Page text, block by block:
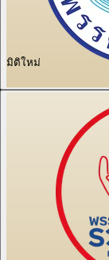
มิติใหม่